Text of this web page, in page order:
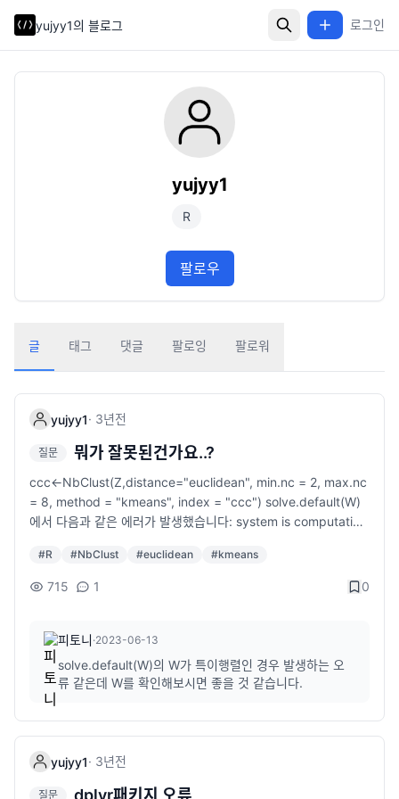
yujyy1의 블로그 로그인
yujyy1
R
팔로우
글 태그 댓글 팔로잉 팔로워
yujyy1· 3년전
질문 뭐가 잘못된건가요..?
ccc<-NbClust(Z,distance="euclidean", min.nc = 2, max.nc
= 8, method = "kmeans", index = "ccc") solve.default(W)
에서 다음과 같은 에러가 발생했습니다: system is computation
#R #NbClust #euclidean #kmeans
715 1 0
피토니 ·2023-06-13
solve.default(W)의 W가 특이행렬인 경우 발생하는 오
류 같은데 W를 확인해보시면 좋을 것 같습니다.
yujyy1· 3년전
질문 dplyr패키지 오류